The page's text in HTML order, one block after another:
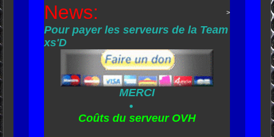
News: >
Pour payer les serveurs de la Team
xs'D
MERCI
Coûts du serveur OVH